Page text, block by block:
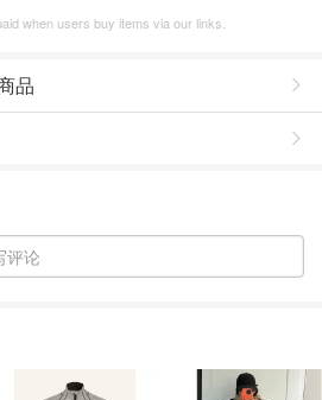
when users buy items via our links.
品
评论